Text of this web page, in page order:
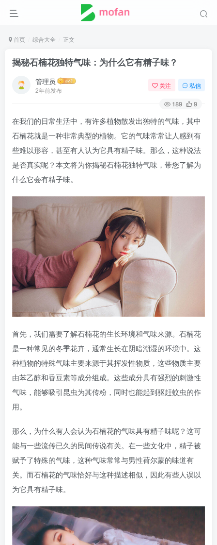
首页 综合大全 正文
揭秘石楠花独特气味：为什么它有精子味？
管理员
2年前发布
关注 私信
189 9
在我们的日常生活中，有许多植物散发出独特的气味，其中
石楠花就是一种非常典型的植物。它的气味常常让人感到有
些难以形容，甚至有人认为它具有精子味。那么，这种说法
是否真实呢？本文将为你揭秘石楠花独特气味，带您了解为
什么它会有精子味。
首先，我们需要了解石楠花的生长环境和气味来源。石楠花
是一种常见的冬季花卉，通常生长在阴暗潮湿的环境中。这
种植物的特殊气味主要来源于其挥发性物质，这些物质主要
由苯乙醇和香豆素等成分组成。这些成分具有强烈的刺激性
气味，能够吸引昆虫为其传粉，同时也能起到驱赶蚊虫的作
用。
那么，为什么有人会认为石楠花的气味具有精子味呢？这可
能与一些流传已久的民间传说有关。在一些文化中，精子被
赋予了特殊的气味，这种气味常常与男性荷尔蒙的味道有
关。而石楠花的气味恰好与这种描述相似，因此有些人误以
为它具有精子味。